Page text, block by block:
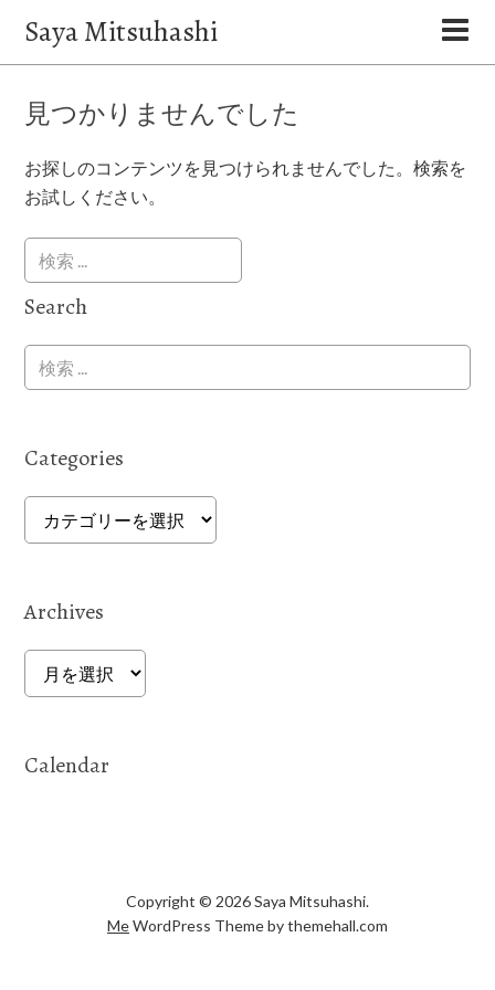
Saya Mitsuhashi
見つかりませんでした
お探しのコンテンツを見つけられませんでした。検索を
お試しください。
Search
Categories
Categories
Archives
Archives
Calendar
Copyright © 2026 Saya Mitsuhashi.
MeWordPress Theme by themehall.com